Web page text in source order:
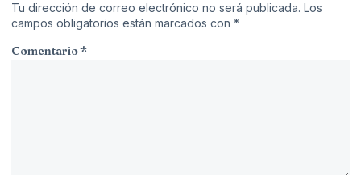
Tu dirección de correo electrónico no será publicada. Los
campos obligatorios están marcados con *
Comentario*